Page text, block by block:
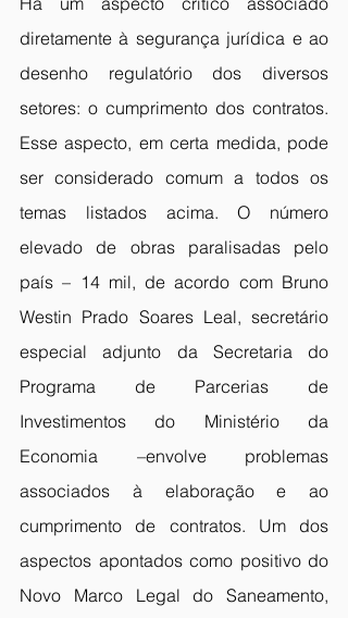
diretamente à segurança jurídica e ao
desenho regulatório dos diversos
setores: o cumprimento dos contratos.
Esse aspecto, em certa medida, pode
ser considerado comum a todos os
temas listados acima. O número
elevado de obras paralisadas pelo
país – 14 mil, de acordo com Bruno
Westin Prado Soares Leal, secretário
especial adjunto da Secretaria do
Programa de Parcerias de
Investimentos do Ministério da
Economia –envolve problemas
associados à elaboração e ao
cumprimento de contratos. Um dos
aspectos apontados como positivo do
Novo Marco Legal do Saneamento,